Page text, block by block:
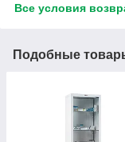
Все условия
Подобные